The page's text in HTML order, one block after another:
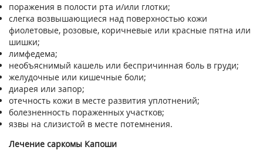
поражения в полости рта и/или глотки;
слегка возвышающиеся над поверхностью кожи
фиолетовые, розовые, коричневые или красные пятна или
шишки;
лимфедема;
необъяснимый кашель или беспричинная боль в груди;
желудочные или кишечные боли;
диарея или запор;
отечность кожи в месте развития уплотнений;
болезненность пораженных участков;
язвы на слизистой в месте потемнения.
Лечение саркомы Капоши